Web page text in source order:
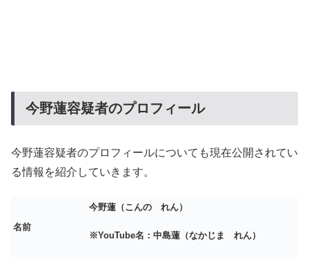
今野蓮容疑者のプロフィール
今野蓮容疑者のプロフィールについても現在公開されてい
る情報を紹介していきます。
名前
今野蓮（こんの れん）
※YouTube名：中島蓮（なかじま れん）